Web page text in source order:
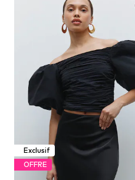
Exclusif
OFFRE